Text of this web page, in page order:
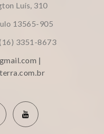
Luís, 310
13565-905
3351-8673
|